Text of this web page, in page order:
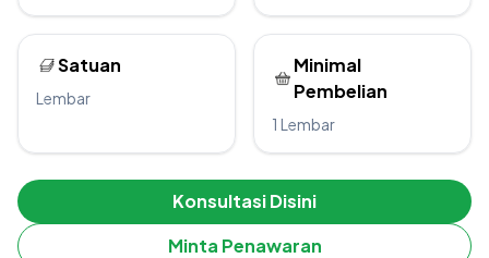
Satuan
Lembar
Minimal
Pembelian
1 Lembar
Konsultasi Disini
Minta Penawaran